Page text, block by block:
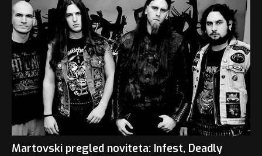
Martovski pregled noviteta: Infest, Deadly